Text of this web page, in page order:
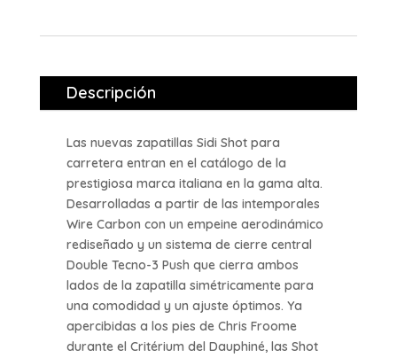
Descripción
Las nuevas zapatillas Sidi Shot para
carretera entran en el catálogo de la
prestigiosa marca italiana en la gama alta.
Desarrolladas a partir de las intemporales
Wire Carbon con un empeine aerodinámico
rediseñado y un sistema de cierre central
Double Tecno-3 Push que cierra ambos
lados de la zapatilla simétricamente para
una comodidad y un ajuste óptimos. Ya
apercibidas a los pies de Chris Froome
durante el Critérium del Dauphiné, las Shot